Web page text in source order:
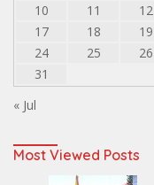
10
11 12
17
18 19
24
25 26
31
« Jul
Most Viewed Posts